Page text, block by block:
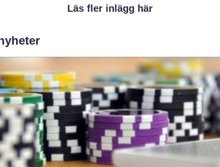
Läs fler inlägg här